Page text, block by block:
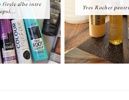
firele albe intre
Yves Rocher